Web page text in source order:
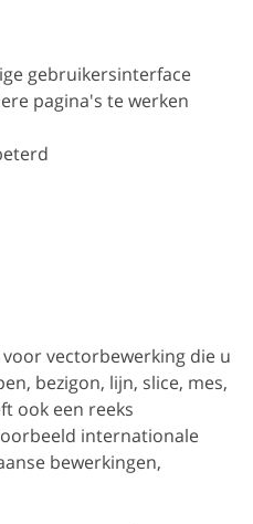
gebruikersinterface
pagina's te werken
vectorbewerking die u
bezigon, lijn, slice, mes,
ook een reeks
internationale
bewerkingen,